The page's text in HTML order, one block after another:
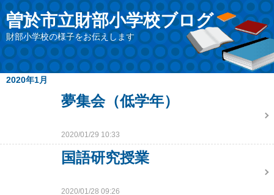
曽於市立財部小学校ブログ
財部小学校の様子をお伝えします
2020年1月
夢集会（低学年）
2020/01/29 10:33
国語研究授業
2020/01/28 09:26